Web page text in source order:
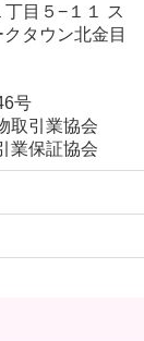
目５−１１ ス
タウン北金目
号
取引業協会
業保証協会